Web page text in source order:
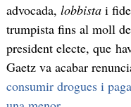
advocada, lobbistai
trumpista fins al moll
president electe, que
Gaetz va acabar
consumir drogues i